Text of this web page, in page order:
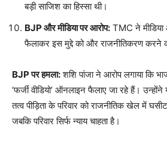
बड़ी साजिश का हिस्सा थी।
BJP और मीडिया पर आरोप: TMC ने
फैलाकर इस मुद्दे को और राजनीतिकरण करने
BJP पर हमला:शशि पांजा ने आरोप लगाया कि
‘फर्जी वीडियो’ ऑनलाइन फैलाए जा रहे हैं। उन्होंने
तत्व पीड़िता के परिवार को राजनीतिक खेल में
जबकि परिवार सिर्फ न्याय चाहता है।